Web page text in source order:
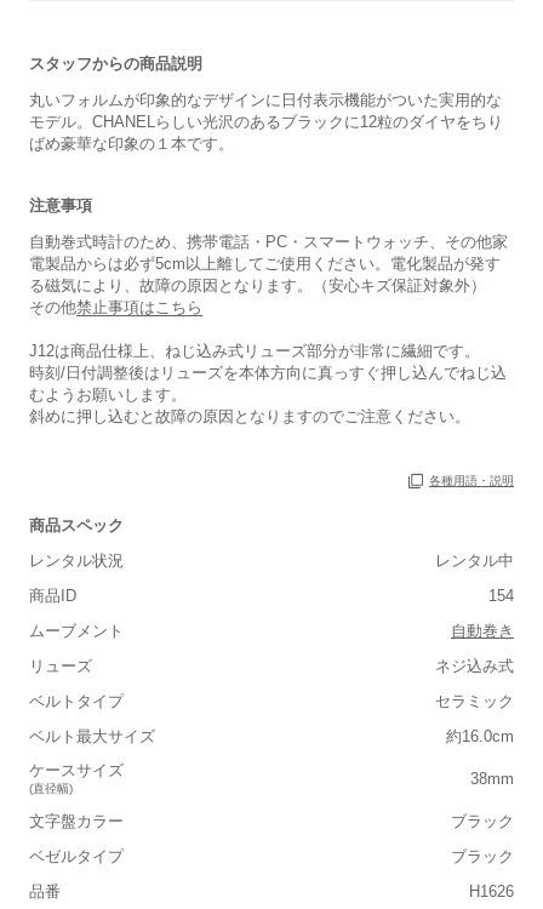
スタッフからの商品説明
丸いフォルムが印象的なデザインに日付表示機能がついた実用的な
モデル。CHANELらしい光沢のあるブラックに12粒のダイヤをちり
ばめ豪華な印象の１本です。
注意事項
自動巻式時計のため、携帯電話・PC・スマートウォッチ、その他家
電製品からは必ず5cm以上離してご使用ください。電化製品が発す
る磁気により、故障の原因となります。（安心キズ保証対象外）
その他禁止事項はこちら
J12は商品仕様上、ねじ込み式リューズ部分が非常に繊細です。
時刻/日付調整後はリューズを本体方向に真っすぐ押し込んでねじ込
むようお願いします。
斜めに押し込むと故障の原因となりますのでご注意ください。
各種用語・説明
商品スペック
レンタル状況
レンタル中
商品ID
154
ムーブメント
自動巻き
リューズ
ネジ込み式
ベルトタイプ
セラミック
ベルト最大サイズ
約16.0cm
ケースサイズ
(直径幅)
38mm
文字盤カラー
ブラック
ベゼルタイプ
ブラック
品番
H1626
■重さ(ベルト込み)
■ケースの大きさ
小さい 大きい
■装飾感